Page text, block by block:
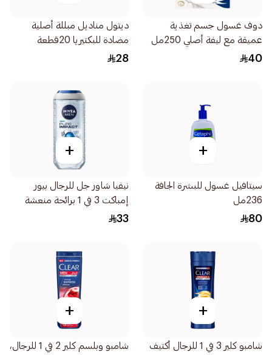
دوف غسول جسم تغذية
عميقة مع ليفة أصلي 250مل
40
ديتول مناديل مبللة أصلية
مضادة للبكتيريا 20قطعة
28
+
سيتافيل غسول للبشرة الجافة
236مل
80
+
نيفيا شاور جل للرجال بيور
إمباكت 3 في 1 برائحة منعشة
250مل
33
+
شامبو كلير 3 في 1 للرجال أكتيف
+
شامبو وبلسم كلير 2 في 1 للرجال،